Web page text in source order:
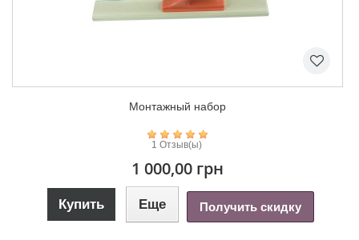
Монтажный набор
1 Отзыв(ы)
1 000,00 грн
Купить Еще Получить скидку